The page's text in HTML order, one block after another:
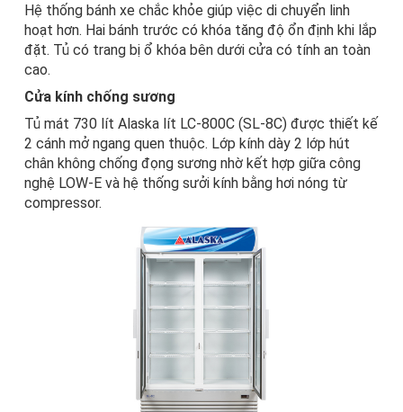
Hệ thống bánh xe chắc khỏe giúp việc di chuyển linh
hoạt hơn. Hai bánh trước có khóa tăng độ ổn định khi lắp
đặt. Tủ có trang bị ổ khóa bên dưới cửa có tính an toàn
cao.
Cửa kính chống sương
Tủ mát 730 lít Alaska lít LC-800C (SL-8C) được thiết kế
2 cánh mở ngang quen thuộc. Lớp kính dày 2 lớp hút
chân không chống đọng sương nhờ kết hợp giữa công
nghệ LOW-E và hệ thống sưởi kính bằng hơi nóng từ
compressor.